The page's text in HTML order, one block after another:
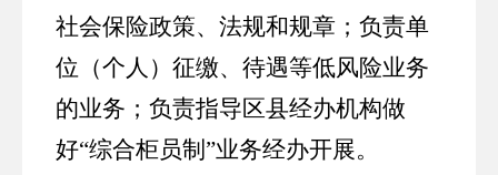
社会保险政策、法规和规章；负责单
位（个人）征缴、待遇等低风险业务
的业务 ；负责指导区县经办机构做
好“综合柜员制”业务经办开展。